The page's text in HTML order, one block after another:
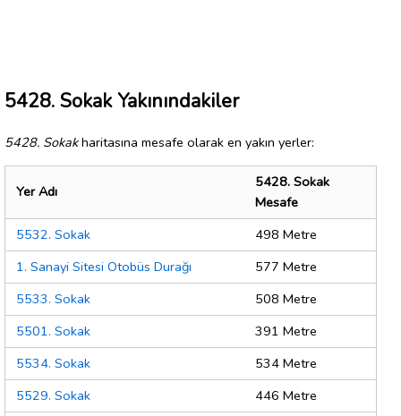
5428. Sokak Yakınındakiler
5428. Sokakharitasına mesafe olarak en yakın yerler:
Yer Adı
5428. Sokak
Mesafe
5532. Sokak
498 Metre
1. Sanayi Sitesi Otobüs Durağı
577 Metre
5533. Sokak
508 Metre
5501. Sokak
391 Metre
5534. Sokak
534 Metre
5529. Sokak
446 Metre